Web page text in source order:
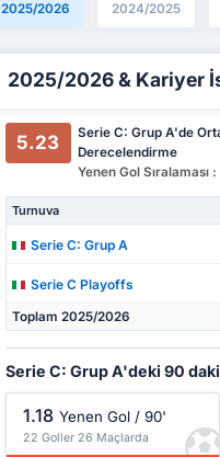
2025/2026 2024/2025
2025/2026 & Kariyer
5.23
Serie C: Grup A'de
Derecelendirme
Yenen Gol Sıralaması
Turnuva
Serie C: Grup A
Serie C Playoffs
Toplam 2025/2026
Serie C: Grup A'deki 90
1.18 Yenen Gol / 90'
22 Goller 26 Maçlarda